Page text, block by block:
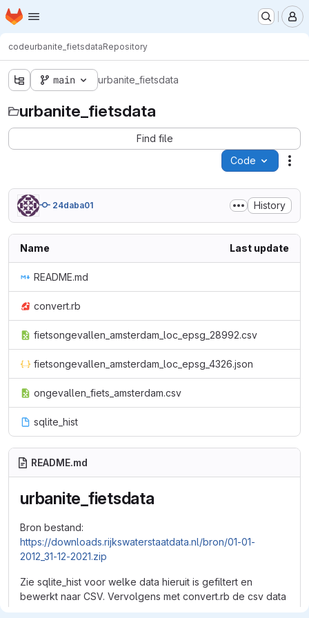
Skip to main content
Homepage
codeurbanite_fietsdataRepository
main urbanite_fietsdata
urbanite_fietsdata
Find file
Code
24daba01 History
Name Last update
README.md
convert.rb
fietsongevallen_amsterdam_loc_epsg_28992.csv
fietsongevallen_amsterdam_loc_epsg_4326.json
ongevallen_fiets_amsterdam.csv
sqlite_hist
README.md
urbanite_fietsdata
Bron bestand:
https://downloads.rijkswaterstaatdata.nl/bron/01-01-
2012_31-12-2021.zip
Zie sqlite_hist voor welke data hieruit is gefiltert en
bewerkt naar CSV. Vervolgens met convert.rb de csv data